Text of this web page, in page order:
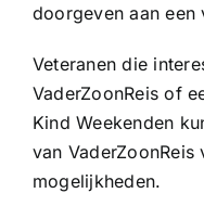
doorgeven aan een
Veteranen die
VaderZoonReis of
Kind Weekenden
van
mogelijkheden.